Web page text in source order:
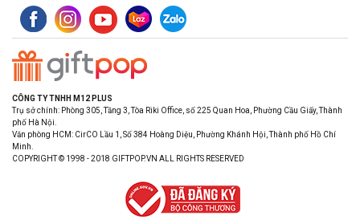
CÔNG TY TNHH M12 PLUS
Trụ sở chính: Phòng 305, Tầng 3, Tòa Riki Office, số 225 Quan Hoa, Phường Cầu Giấy, Thành
phố Hà Nội.
Văn phòng HCM: CirCO Lầu 1, Số 384 Hoàng Diệu, Phường Khánh Hội, Thành phố Hồ Chí
Minh.
COPYRIGHT © 1998 - 2018 GIFTPOP.VN ALL RIGHTS RESERVED